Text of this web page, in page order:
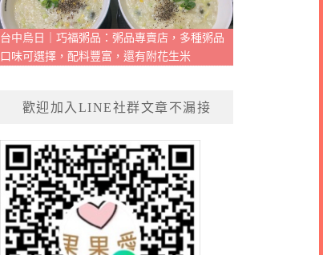
台中烏日｜巧福粥品：粥品專賣店，多種粥品
口味可選擇，配料豐富，還有附花生米
歡迎加入LINE社群文章不漏接